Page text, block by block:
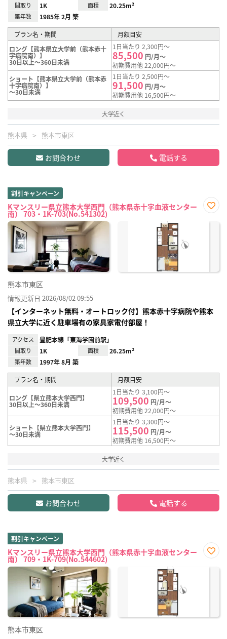
間取り 1K 面積 20.25m²
築年数 1985年 2月 築
プラン名・期間
月額目安
ロング【熊本県立大学前（熊本赤十
字病院南）】
30日以上～360日未満
1日当たり 2,300円～
85,500 円/月～
初期費用他 22,000円～
ショート【熊本県立大学前（熊本赤
十字病院南）】
～30日未満
1日当たり 2,500円～
91,500 円/月～
初期費用他 16,500円～
大学近く
熊本県 熊本市東区
お問合わせ 電話する
割引キャンペーン
Kマンスリー県立熊本大学西門（熊本県赤十字血液センター
南） 703・1K-703(No.541302)
に入
熊本市東区
情報更新日 2026/08/02 09:55
【インターネット無料・オートロック付】熊本赤十字病院や熊本
県立大学に近く駐車場有の家具家電付部屋！
アクセス 豊肥本線「東海学園前駅」
間取り 1K 面積 26.25m²
築年数 1997年 8月 築
プラン名・期間 月額目安
ロング【県立熊本大学西門】
30日以上～360日未満
1日当たり 3,100円～
109,500 円/月～
初期費用他 22,000円～
ショート【県立熊本大学西門】
～30日未満
1日当たり 3,300円～
115,500 円/月～
初期費用他 16,500円～
大学近く
熊本県 熊本市東区
お問合わせ 電話する
割引キャンペーン
Kマンスリー県立熊本大学西門（熊本県赤十字血液センター
南） 709・1K-709(No.544602)
に入
熊本市東区